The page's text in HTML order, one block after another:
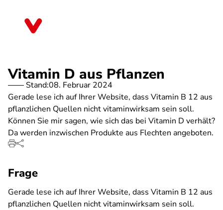
Vitamin D aus Pflanzen
Stand:08. Februar 2024
Gerade lese ich auf Ihrer Website, dass Vitamin B 12 aus
pflanzlichen Quellen nicht vitaminwirksam sein soll.
Können Sie mir sagen, wie sich das bei Vitamin D verhält?
Da werden inzwischen Produkte aus Flechten angeboten.
Frage
Gerade lese ich auf Ihrer Website, dass Vitamin B 12 aus
pflanzlichen Quellen nicht vitaminwirksam sein soll.